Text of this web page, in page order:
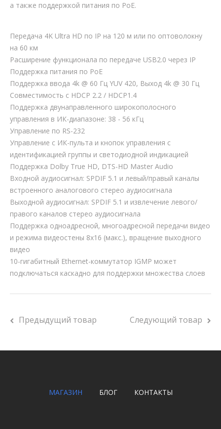
а также поддержкой питания по PoE.
Передача 4K Ultra HD по IP на 120 м или по оптоволокну
на 60 км
Расширение функционала по передаче USB2.0 через IP
Поддержка питания по PoE
Поддержка ввода 4k @ 60 Гц YUV 420, Выход 4k @ 30 Гц
Совместимость с HDCP 2.2 / HDCP1.4
Поддержка двунаправленного широкополосного
управления в ИК-диапазоне: 38 - 56 кГц
Управление по RS-232
Управление c ИК-пульта и кнопок управления с
идентификацией группы и светодиодной индикацией
Поддержка Dolby True HD, DTS-HD Master Audio
Входной аудиосигнал: SPDIF 5.1 и левый/правый каналы
встроенного аналогового стерео аудиосигнала
Выходной аудиосигнал: SPDIF 5.1 и извлечение левого/
правого каналов стерео аудиосигнала
Поддержка одноадресной, многоадресной передачи видео
и режима видеостены 8x16 (макс.), вращение выходного
видео
10-гигабитный Ethernet-коммутатор IGMP может
подключаться каскадно для поддержки множества слоев
Предыдущий товар Следующий товар
МАГАЗИН БЛОГ КОНТАКТЫ